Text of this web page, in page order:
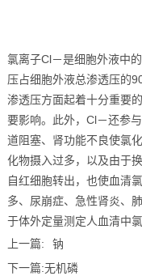
氯离子Cl－是细胞外液中
压占细胞外液总渗透压的
渗透压方面起着十分重要
要影响。此外，Cl－还参
道阻塞、肾功能不良使氯
化物摄入过多，以及由于
自红细胞转出，也使血清
多、尿崩症、急性肾炎、
于体外定量测定人血清中
上一篇:
钠
下一篇:无机磷